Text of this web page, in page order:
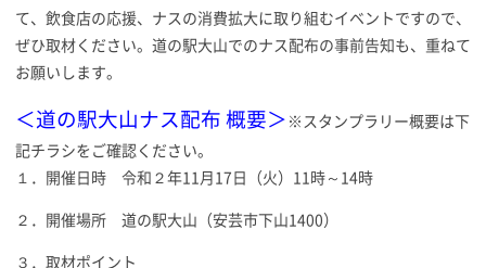
て、飲食店の応援、ナスの消費拡大に取り組むイベントですので、
ぜひ取材ください。道の駅大山でのナス配布の事前告知も、重ねて
お願いします。
＜道の駅大山ナス配布 概要＞ ※スタンプラリー概要は下
記チラシをご確認ください。
１．開催日時 令和２年11月17日（火）11時～14時
２．開催場所 道の駅大山（安芸市下山1400）
３．取材ポイント